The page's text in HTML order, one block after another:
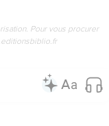
Pour vous procurer